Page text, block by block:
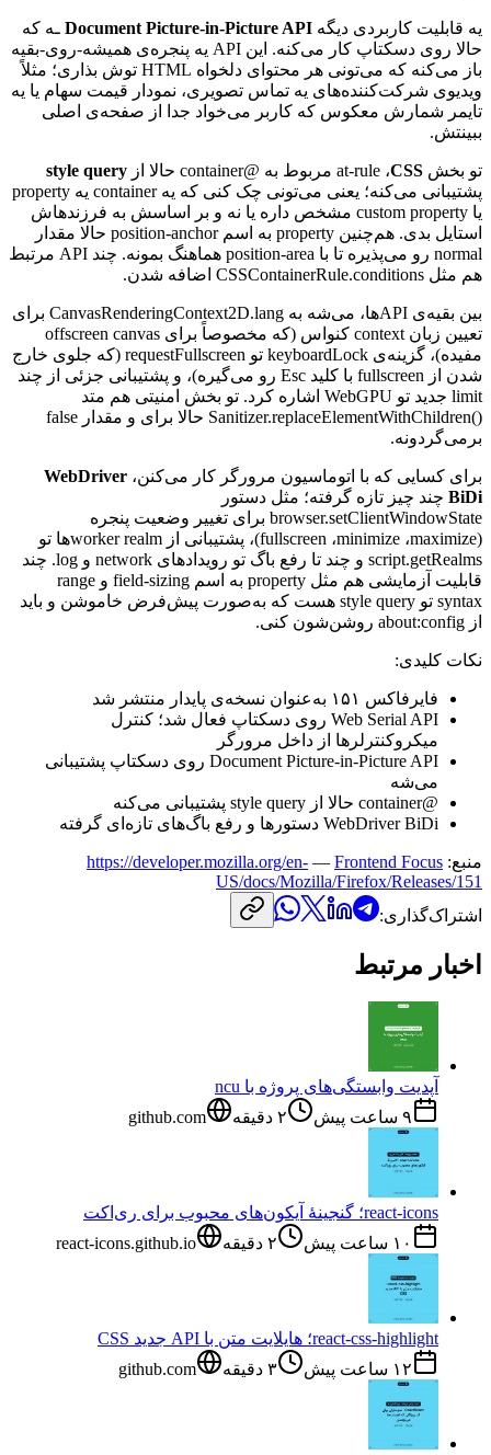
یه قابلیت کاربردی دیگه Document Picture-in-Picture API ـه که
حالا روی دسکتاپ کار می‌کنه. این API یه پنجره‌ی همیشه‌-روی-بقیه
باز می‌کنه که می‌تونی هر محتوای دلخواه HTML توش بذاری؛ مثلاً
ویدیوی شرکت‌کننده‌های یه تماس تصویری، نمودار قیمت سهام یا یه
تایمر شمارش معکوس که کاربر می‌خواد جدا از صفحه‌ی اصلی
ببینتش.
تو بخش CSS، at-rule مربوط به @
container حالا از style query
پشتیبانی می‌کنه؛ یعنی می‌تونی چک کنی که یه container یه property
یا custom property مشخص داره یا نه و بر اساسش به فرزندهاش
استایل بدی. هم‌چنین property به اسم position-anchor حالا مقدار
normal رو می‌پذیره تا با position-area هماهنگ بمونه. چند API مرتبط
هم مثل CSSContainerRule.conditions اضافه شدن.
بین بقیه‌ی APIها، می‌شه به CanvasRenderingContext2D.lang برای
تعیین زبان context کنواس (که مخصوصاً برای offscreen canvas
مفیده)، گزینه‌ی keyboardLock تو requestFullscreen (که جلوی خارج
شدن از fullscreen با کلید Esc رو می‌گیره)، و پشتیبانی جزئی از چند
limit جدید تو WebGPU اشاره کرد. تو بخش امنیتی هم متد
Sanitizer.replaceElementWithChildren() حالا برای و مقدار false
برمی‌گردونه.
برای کسایی که با اتوماسیون مرورگر کار می‌کنن، WebDriver
BiDi چند چیز تازه گرفته؛ مثل دستور
browser.setClientWindowState برای تغییر وضعیت پنجره
(
maximize، minimize، fullscreen
)، پشتیبانی از worker realmها تو
script.getRealms و چند تا رفع باگ تو رویدادهای network و log
. چند
قابلیت آزمایشی هم مثل property به اسم field-sizing و range
syntax تو style query هست که به‌صورت پیش‌فرض خاموشن و باید
از about:config روشن‌شون کنی.
نکات کلیدی:
فایرفاکس ۱۵۱ به‌عنوان نسخه‌ی پایدار منتشر شد
Web Serial API روی دسکتاپ فعال شد؛ کنترل
میکروکنترلرها از داخل مرورگر
Document Picture-in-Picture API روی دسکتاپ پشتیبانی
می‌شه
@
container حالا از style query پشتیبانی می‌کنه
WebDriver BiDi دستورها و رفع باگ‌های تازه‌ای گرفته
منبع: Frontend Focus
—
https://developer.mozilla.org/en-
US/docs/Mozilla/Firefox/Releases/151
اشتراک‌گذاری:
اخبار مرتبط
آپدیت وابستگی‌های پروژه با ncu
۹ ساعت پیش
۲ دقیقه github.com
react-icons؛ گنجینهٔ آیکون‌های محبوب برای ری‌اکت
۱۰ ساعت پیش
۲ دقیقه react-icons.github.io
react-css-highlight؛ هایلایت متن با API جدید CSS
۱۲ ساعت پیش
۳ دقیقه github.com